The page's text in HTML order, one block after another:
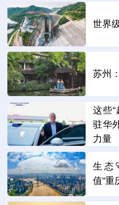
世界
苏州
这些“
驻华
力量
生态
值“重